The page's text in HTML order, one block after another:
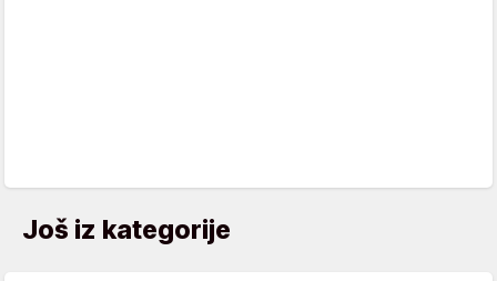
Još iz kategorije